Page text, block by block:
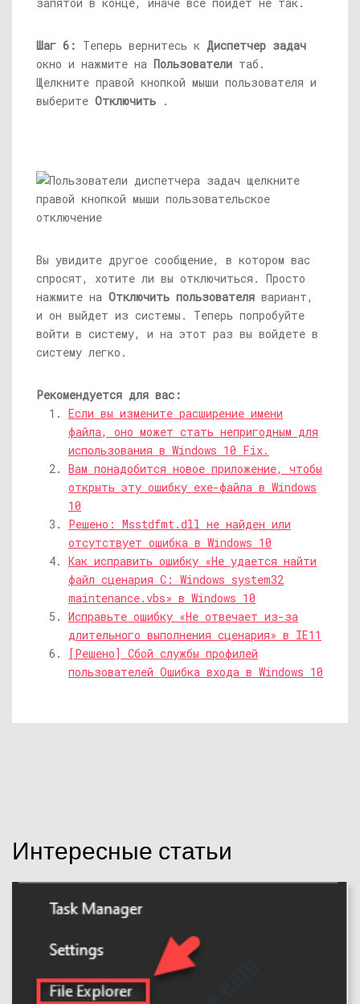
Шаг 6: Теперь вернитесь к Диспетчер задач
окно и нажмите на Пользователи таб.
Щелкните правой кнопкой мыши пользователя и
выберите Отключить .
Вы увидите другое сообщение, в котором вас
спросят, хотите ли вы отключиться. Просто
нажмите на Отключить пользователя вариант,
и он выйдет из системы. Теперь попробуйте
войти в систему, и на этот раз вы войдете в
систему легко.
Рекомендуется для вас:
Если вы измените расширение имени
файла, оно может стать непригодным для
использования в Windows 10 Fix.
Вам понадобится новое приложение, чтобы
открыть эту ошибку exe-файла в Windows
10
Решено: Msstdfmt.dll не найден или
отсутствует ошибка в Windows 10
Как исправить ошибку «Не удается найти
файл сценария C: Windows system32
maintenance.vbs» в Windows 10
Исправьте ошибку «Не отвечает из-за
длительного выполнения сценария» в IE11
[Решено] Сбой службы профилей
пользователей Ошибка входа в Windows 10
Интересные статьи